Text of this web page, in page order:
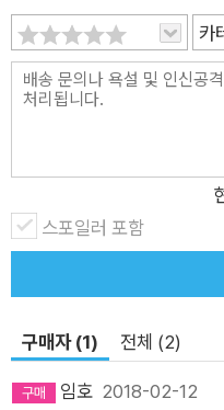
하는 방법을 다룬다. 3장. '특
출'에서는 지역 이진 패턴
정교한 이미지 특징 추출 알
은 이미지에 있는 물체를 인
컴퓨터 비전 알고리즘의 기
하기'에서는 이전 두 장과는
곽선 검출, 슈퍼픽셀, 워터
컷과 같은 이미지 분할 알고
구현하기가 매우 쉽고 거의
배경 제거, 이미지 이해, 장
할 수 있다. 최근에는 머신
라미터를 수동으로 거의 조
카
스포일러 포함
구매자 (1) 전체 (2)
임호 2018-02-12